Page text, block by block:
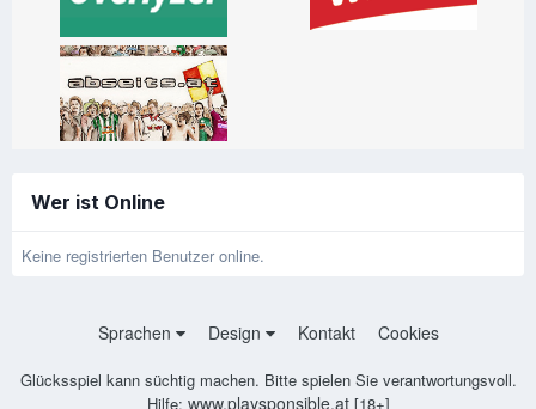
Wer ist Online
Keine registrierten Benutzer online.
Sprachen Design Kontakt Cookies
Glücksspiel kann süchtig machen. Bitte spielen Sie verantwortungsvoll.
Hilfe: www.playsponsible.at[18+]